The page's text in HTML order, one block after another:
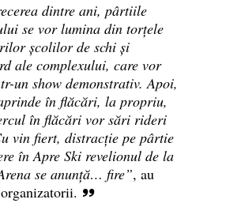
dintre ani, pârtiile
se vor lumina din torțele
școlilor de schi și
ale complexului, care vor
un show demonstrativ. Apoi,
în flăcări, la propriu,
în flăcări vor sări rideri
vin fiert, distracție pe pârtie
în Apre Ski revelionul de la
se anunță… fire”, au